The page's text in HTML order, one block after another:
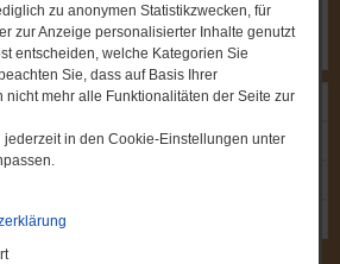
zu anonymen Statistikzwecken, für
zur Anzeige personalisierter Inhalte genutzt
entscheiden, welche Kategorien Sie
Sie, dass auf Basis Ihrer
nicht mehr alle Funktionalitäten der Seite zur
jederzeit in den Cookie-Einstellungen unter
Brielow, Chausseestraße 33b,
im EG
Schulausschusses